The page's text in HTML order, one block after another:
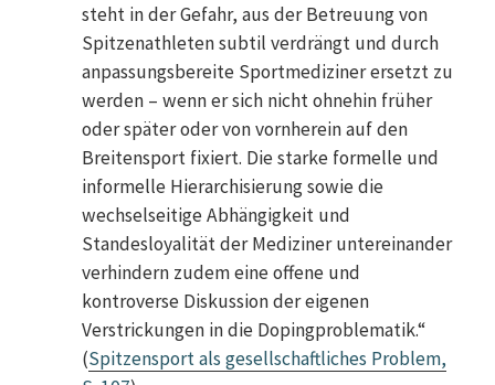
steht in der Gefahr, aus der Betreuung von
Spitzenathleten subtil verdrängt und durch
anpassungsbereite Sportmediziner ersetzt zu
werden – wenn er sich nicht ohnehin früher
oder später oder von vornherein auf den
Breitensport fixiert. Die starke formelle und
informelle Hierarchisierung sowie die
wechselseitige Abhängigkeit und
Standesloyalität der Mediziner untereinander
verhindern zudem eine offene und
kontroverse Diskussion der eigenen
Verstrickungen in die Dopingproblematik.“
(Spitzensport als gesellschaftliches Problem,